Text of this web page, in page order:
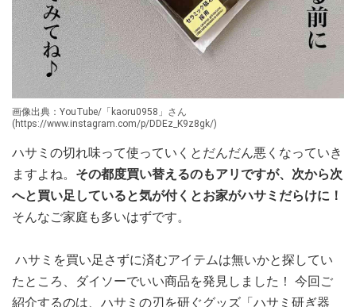
画像出典：YouTube/「kaoru0958」さん
(https://www.instagram.com/p/DDEz_K9z8gk/)
ハサミの切れ味って使っていくとだんだん悪くなっていき
ますよね。 その都度買い替えるのもアリですが、次から次
へと買い足していると気が付くとお家がハサミだらけに！
そんなご家庭も多いはずです。
ハサミを買い足さずに済むアイテムは無いかと探してい
たところ、ダイソーでいい商品を発見しました！ 今回ご
紹介するのは、ハサミの刃を研ぐグッズ「ハサミ研ぎ器